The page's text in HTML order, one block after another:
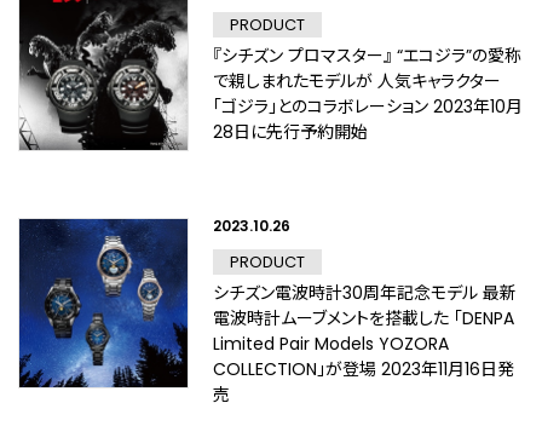
PRODUCT
『シチズン プロマスター』 “エコジラ”の愛称
で親しまれたモデルが 人気キャラクター
「ゴジラ」とのコラボレーション 2023年10月
28日に先行予約開始
2023.10.26
PRODUCT
シチズン電波時計30周年記念モデル 最新
電波時計ムーブメントを搭載した 「DENPA
Limited Pair Models YOZORA
COLLECTION」が登場 2023年11月16日発
売